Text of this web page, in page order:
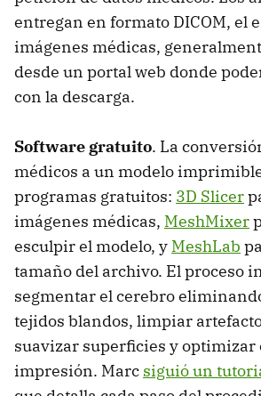
entregan en formato DICOM, el
imágenes médicas,
desde un portal web donde
con la descarga.
Software gratuito. La
médicos a un modelo
programas gratuitos: 3D Slicer
imágenes médicas, MeshMixer
esculpir el modelo, y MeshLab
tamaño del archivo. El proceso
segmentar el cerebro
tejidos blandos, limpiar
suavizar superficies y optimizar
impresión. Marc siguió un